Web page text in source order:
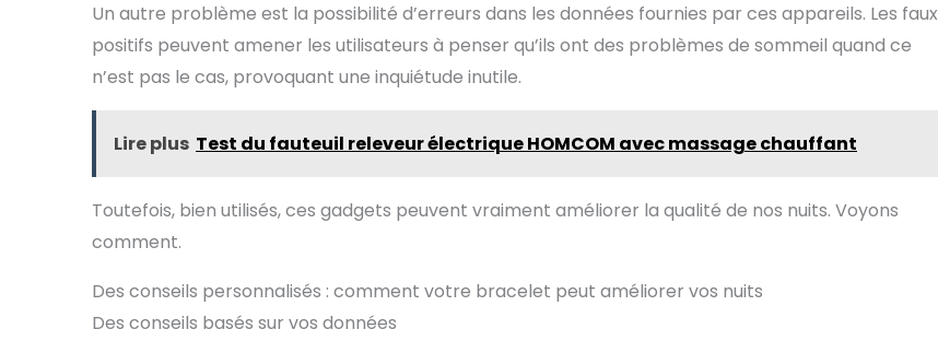
Un autre problème est la possibilité d’erreurs dans les données fournies par ces appareils. Les faux
positifs peuvent amener les utilisateurs à penser qu’ils ont des problèmes de sommeil quand ce
n’est pas le cas, provoquant une inquiétude inutile.
Lire plus Test du fauteuil releveur électrique HOMCOM avec massage chauffant
Toutefois, bien utilisés, ces gadgets peuvent vraiment améliorer la qualité de nos nuits. Voyons
comment.
Des conseils personnalisés : comment votre bracelet peut améliorer vos nuits
Des conseils basés sur vos données